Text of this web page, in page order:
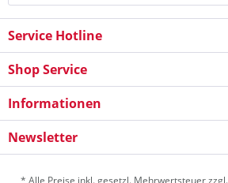
Service Hotline
Shop Service
Informationen
Newsletter